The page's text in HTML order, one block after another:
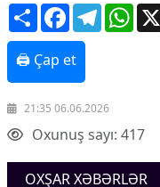
Əmək və sosial
Kənd təsərrüfatı
Hərbi sənaye
Cəmiyyət
Crossmedia.az - 1
Siyasət
ShareFacebook
🖨 Çap et
21:35 06.06.2026
Oxunuş sayı: 417
OXŞAR XƏBƏRLƏR